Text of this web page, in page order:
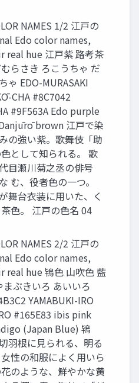
NAMES 1/2 江戸の
Edo color names,
real hue 江戸紫 路考茶
らさき ろこうちゃ だ
ゃ EDO-MURASAKI
CHA #8C7042
#9F563A Edo purple
brown 江戸で染
の強い紫。歌舞伎「助
として知られる。 歌
目瀬川菊之丞の俳号
む、役者色の一つ。
舞台衣装に用いた、く
色。 江戸の色名 04
NAMES 2/2 江戸の
Edo color names,
real hue 鴇色 山吹色 藍
ぶきいろ あいいろ
YAMABUKI-IRO
#165E83 ibis pink
(Japan Blue) 鴇
羽根に見られる、明る
性の和服によく用いら
のような、鮮やかな黄